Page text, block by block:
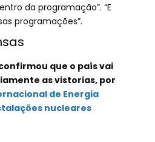
da programação”. “E
programações”.
que o país vai
as vistorias, por
de Energia
nucleares